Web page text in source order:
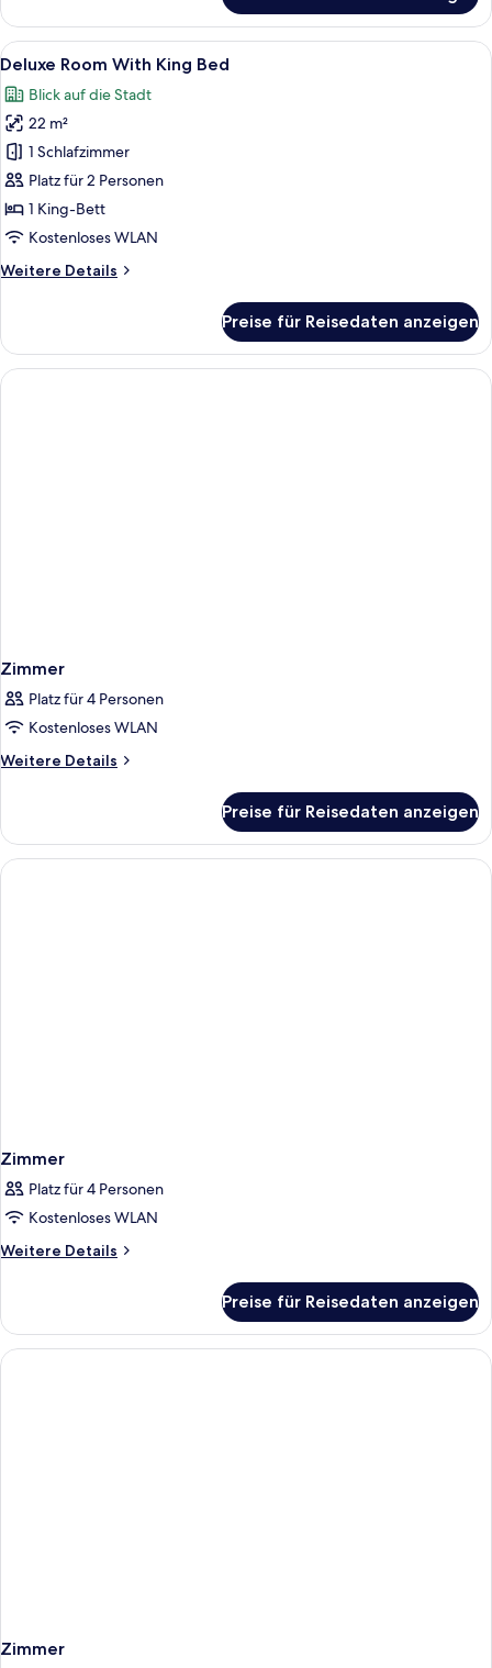
out
anzeigen
Use
Room
(10am
5pm)
Same
Day
Check-
out
Alle
Fotos
für
Deluxe
Room
With
King
Bed
Ein Hotelzimmer mit Bett,
6
Deluxe Room With King Bed
Blick auf die Stadt
22 m²
1 Schlafzimmer
Platz für 2 Personen
1 King-Bett
Kostenloses WLAN
Weitere Details
Weitere
Room
With
King
Preise für Reisedaten anzeigen
Zimmer
Platz für 4 Personen
Kostenloses WLAN
Weitere Details
Weitere
Preise für Reisedaten anzeigen
Zimmer
Platz für 4 Personen
Kostenloses WLAN
Weitere Details
Weitere
Preise für Reisedaten anzeigen
Zimmer